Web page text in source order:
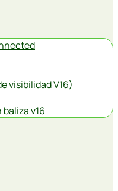
visibilidad V16)
v16